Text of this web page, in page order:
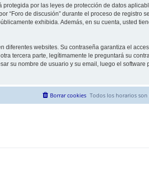
protegida por las leyes de protección de datos
“Foro de discusión” durante el proceso de registro
exhibida. Además, en su cuenta, usted
diferentes websites. Su contraseña garantiza el
tercera parte, legítimamente le preguntará su
su nombre de usuario y su email, luego el software
Todos los horarios son
Borrar cookies